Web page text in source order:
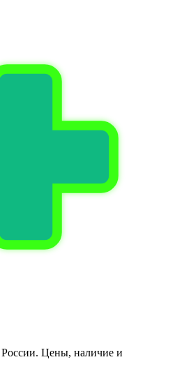
России. Цены, наличие и